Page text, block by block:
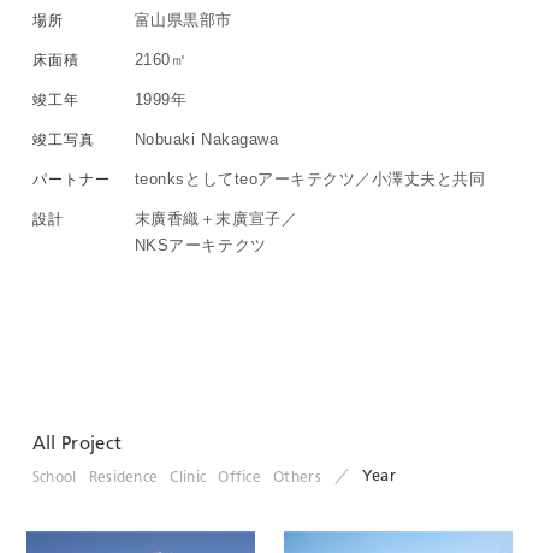
場所 富山県黒部市
床面積 2160㎡
竣工年 1999年
竣工写真 Nobuaki Nakagawa
パートナー teonksとしてteoアーキテクツ／小澤丈夫と共同
設計
末廣香織＋末廣宣子／
NKSアーキテクツ
All Project
School Residence Clinic Office Others Year